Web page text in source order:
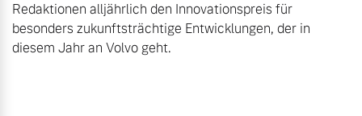
Redaktionen alljährlich den Innovationspreis für
besonders zukunftsträchtige Entwicklungen, der in
diesem Jahr an Volvo geht.